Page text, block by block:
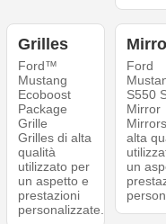
Grilles
Ford™
Mustang
Ecoboost
Package
Grille
Grilles di alta
qualità
utilizzato per
un aspetto e
prestazioni
personalizzate.
Ford
S550
Mirror
alta
un